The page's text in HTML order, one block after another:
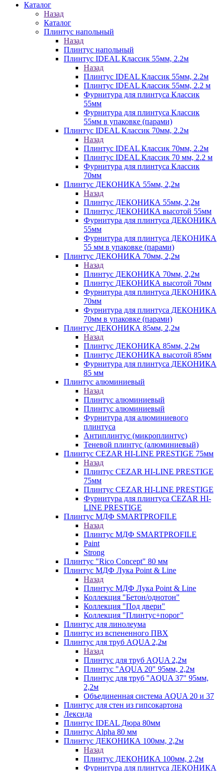
Каталог
Назад
Каталог
Плинтус напольный
Назад
Плинтус напольный
Плинтус IDEAL Классик 55мм, 2.2м
Назад
Плинтус IDEAL Классик 55мм, 2.2м
Плинтус IDEAL Классик 55мм, 2.2 м
Фурнитура для плинтуса Классик
55мм
Фурнитура для плинтуса Классик
55мм в упаковке (парами)
Плинтус IDEAL Классик 70мм, 2.2м
Назад
Плинтус IDEAL Классик 70мм, 2.2м
Плинтус IDEAL Классик 70 мм, 2.2 м
Фурнитура для плинтуса Классик
70мм
Плинтус ДЕКОНИКА 55мм, 2,2м
Назад
Плинтус ДЕКОНИКА 55мм, 2,2м
Плинтус ДЕКОНИКА высотой 55мм
Фурнитура для плинтуса ДЕКОНИКА
55мм
Фурнитура для плинтуса ДЕКОНИКА
55 мм в упаковке (парами)
Плинтус ДЕКОНИКА 70мм, 2,2м
Назад
Плинтус ДЕКОНИКА 70мм, 2,2м
Плинтус ДЕКОНИКА высотой 70мм
Фурнитура для плинтуса ДЕКОНИКА
70мм
Фурнитура для плинтуса ДЕКОНИКА
70мм в упаковке (парами)
Плинтус ДЕКОНИКА 85мм, 2,2м
Назад
Плинтус ДЕКОНИКА 85мм, 2,2м
Плинтус ДЕКОНИКА высотой 85мм
Фурнитура для плинтуса ДЕКОНИКА
85 мм
Плинтус алюминиевый
Назад
Плинтус алюминиевый
Плинтус алюминиевый
Фурнитура для алюминиевого
плинтуса
Антиплинтус (микроплинтус)
Теневой плинтус (алюминиевый)
Плинтус CEZAR HI-LINE PRESTIGE 75мм
Назад
Плинтус CEZAR HI-LINE PRESTIGE
75мм
Плинтус CEZAR HI-LINE PRESTIGE
Фурнитура для плинтуса CEZAR HI-
LINE PRESTIGE
Плинтус МДФ SMARTPROFILE
Назад
Плинтус МДФ SMARTPROFILE
Paint
Strong
Плинтус "Rico Concept" 80 мм
Плинтус МДФ Лука Point & Line
Назад
Плинтус МДФ Лука Point & Line
Коллекция "Бетон/однотон"
Коллекция "Под двери"
Коллекция "Плинтус+порог"
Плинтус для линолеума
Плинтус из вспененного ПВХ
Плинтус для труб AQUA 2,2м
Назад
Плинтус для труб AQUA 2,2м
Плинтус "AQUA 20" 95мм, 2,2м
Плинтус для труб "AQUA 37" 95мм,
2,2м
Объединенная система AQUA 20 и 37
Плинтус для стен из гипсокартона
Лексида
Плинтус IDEAL Дюра 80мм
Плинтус Alpha 80 мм
Плинтус ДЕКОНИКА 100мм, 2,2м
Назад
Плинтус ДЕКОНИКА 100мм, 2,2м
Фурнитура для плинтуса ДЕКОНИКА